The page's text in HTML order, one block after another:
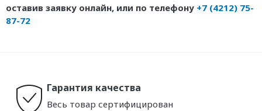
оставив заявку онлайн, или по телефону +7 (4212) 75-
87-72
Гарантия качества
Весь товар сертифицирован